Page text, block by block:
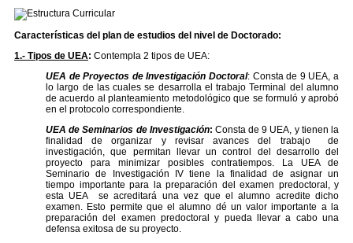
Características del plan de estudios del nivel de Doctorado:
1.- Tipos de UEA: Contempla 2 tipos de UEA:
UEA de Proyectos de Investigación Doctoral: Consta de 9 UEA, a
lo largo de las cuales se desarrolla el trabajo Terminal del alumno
de acuerdo al planteamiento metodológico que se formuló y aprobó
en el protocolo correspondiente.
UEA de Seminarios de Investigación: Consta de 9 UEA, y tienen la
finalidad de organizar y revisar avances del trabajo de
investigación, que permitan llevar un control del desarrollo del
proyecto para minimizar posibles contratiempos. La UEA de
Seminario de Investigación IV tiene la finalidad de asignar un
tiempo importante para la preparación del examen predoctoral, y
esta UEA se acreditará una vez que el alumno acredite dicho
examen. Esto permite que el alumno dé un valor importante a la
preparación del examen predoctoral y pueda llevar a cabo una
defensa exitosa de su proyecto.